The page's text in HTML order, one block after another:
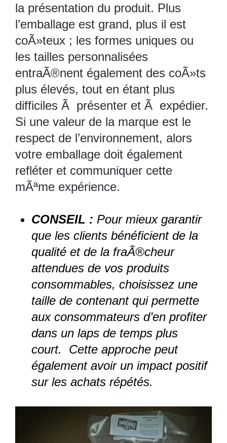
la présentation du produit. Plus
l’emballage est grand, plus il est
coÃ»teux ; les formes uniques ou
les tailles personnalisées
entraÃ®nent également des coÃ»ts
plus élevés, tout en étant plus
difficiles Ã présenter et Ã expédier.
Si une valeur de la marque est le
respect de l’environnement, alors
votre emballage doit également
refléter et communiquer cette
mÃªme expérience.
CONSEIL : Pour mieux garantir
que les clients bénéficient de la
qualité et de la fraÃ®cheur
attendues de vos produits
consommables, choisissez une
taille de contenant qui permette
aux consommateurs d’en profiter
dans un laps de temps plus
court. Cette approche peut
également avoir un impact positif
sur les achats répétés.